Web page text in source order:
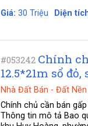
Giá: 30 Triệu Diện
#053242 Chính
12.5*21m sổ
Nhà Đất Bán - Đất Nền
Chính chủ cần bán
Thông tin mô tả Bao